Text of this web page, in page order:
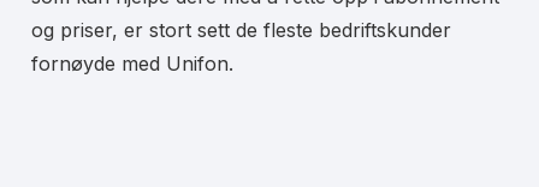
og priser, er stort sett de fleste bedriftskunder
fornøyde med Unifon.